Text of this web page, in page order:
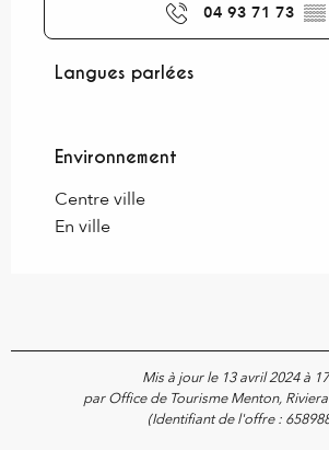
04 93 71 73 ▒▒
Langues parlées
Langues parlées
Environnement
Environnement
Centre ville
En ville
Mis à jour le 13 avril 2024 à
par Office de Tourisme Menton,
(Identifiant de l'offre :